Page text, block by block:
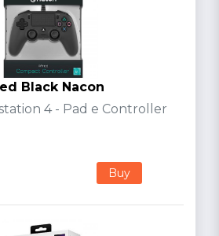
Black Nacon
4 - Pad e Controller
Buy